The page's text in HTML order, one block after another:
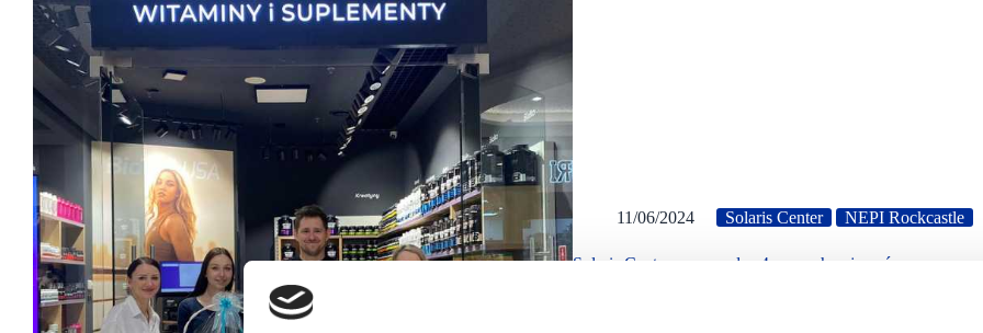
11/06/2024 Solaris Center NEPI Rockcastle
Solaris Center wprowadza 4 nowych najemców
Opolska galeria handlowa Solaris Center w drugim